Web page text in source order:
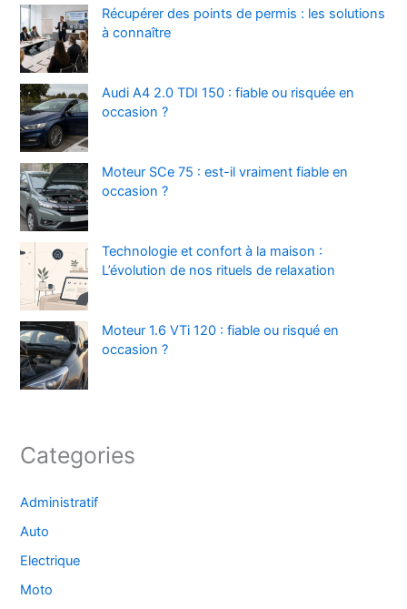
Récupérer des points de permis : les solutions
à connaître
Audi A4 2.0 TDI 150 : fiable ou risquée en
occasion ?
Moteur SCe 75 : est-il vraiment fiable en
occasion ?
Technologie et confort à la maison :
L’évolution de nos rituels de relaxation
Moteur 1.6 VTi 120 : fiable ou risqué en
occasion ?
Categories
Administratif
Auto
Electrique
Moto